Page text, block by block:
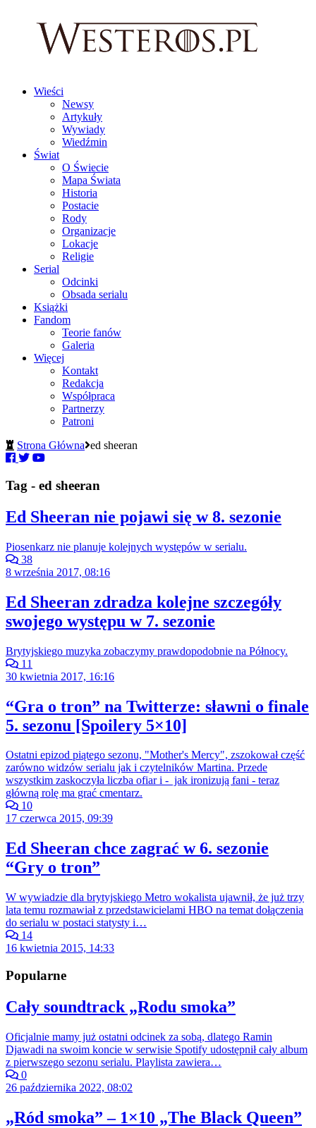
Wieści
Newsy
Artykuły
Wywiady
Wiedźmin
Świat
O Świecie
Mapa Świata
Historia
Postacie
Rody
Organizacje
Lokacje
Religie
Serial
Odcinki
Obsada serialu
Książki
Fandom
Teorie fanów
Galeria
Więcej
Kontakt
Redakcja
Współpraca
Partnerzy
Patroni
Strona Główna ed sheeran
Tag - ed sheeran
Ed Sheeran nie pojawi się w 8. sezonie
Piosenkarz nie planuje kolejnych występów w serialu.
38
8 września 2017, 08:16
Ed Sheeran zdradza kolejne szczegóły
swojego występu w 7. sezonie
Brytyjskiego muzyka zobaczymy prawdopodobnie na Północy.
11
30 kwietnia 2017, 16:16
“Gra o tron” na Twitterze: sławni o finale
5. sezonu [Spoilery 5×10]
Ostatni epizod piątego sezonu, "Mother's Mercy", zszokował część
zarówno widzów serialu jak i czytelników Martina. Przede
wszystkim zaskoczyła liczba ofiar i - jak ironizują fani - teraz
główną rolę ma grać cmentarz.
10
17 czerwca 2015, 09:39
Ed Sheeran chce zagrać w 6. sezonie
“Gry o tron”
W wywiadzie dla brytyjskiego Metro wokalista ujawnił, że już trzy
lata temu rozmawiał z przedstawicielami HBO na temat dołączenia
do serialu w postaci statysty i…
14
16 kwietnia 2015, 14:33
Popularne
Cały soundtrack „Rodu smoka”
Oficjalnie mamy już ostatni odcinek za sobą, dlatego Ramin
Djawadi na swoim koncie w serwisie Spotify udostępnił cały album
z pierwszego sezonu serialu. Playlista zawiera…
0
26 października 2022, 08:02
„Ród smoka” – 1×10 „The Black Queen”